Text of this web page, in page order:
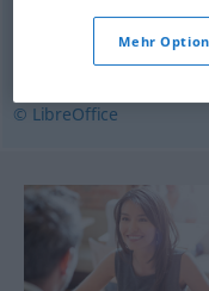
,ograny
© LibreOffice
Mehr